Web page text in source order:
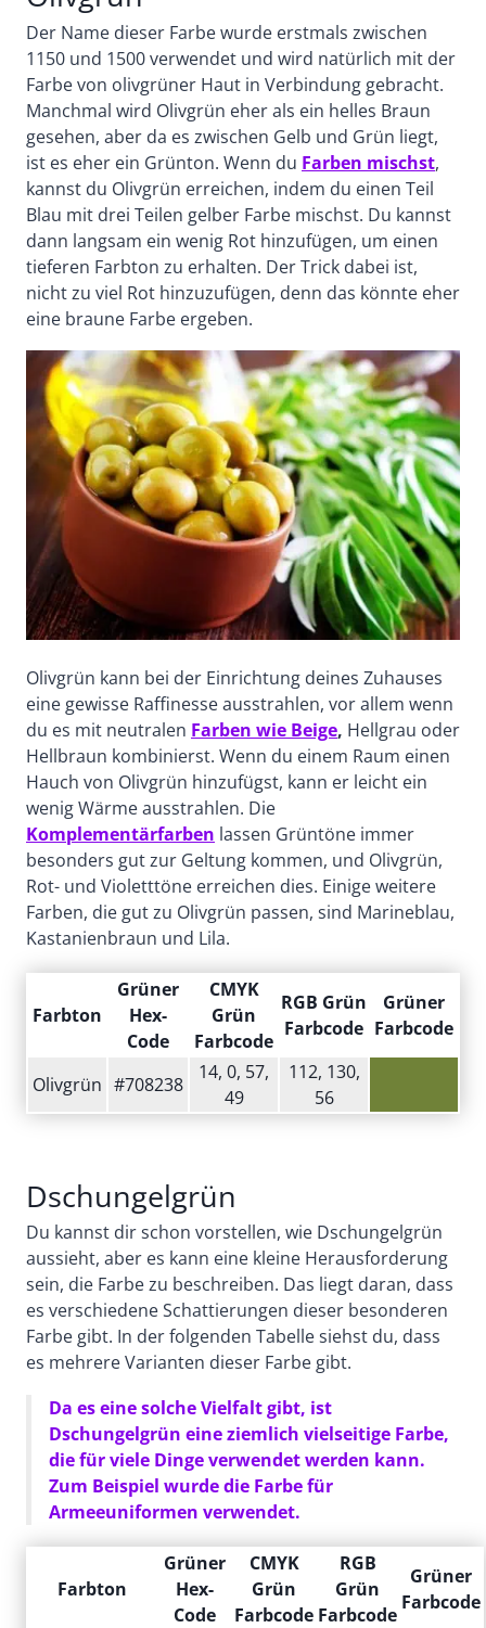
Der Name dieser Farbe wurde erstmals zwischen
1150 und 1500 verwendet und wird natürlich mit der
Farbe von olivgrüner Haut in Verbindung gebracht.
Manchmal wird Olivgrün eher als ein helles Braun
gesehen, aber da es zwischen Gelb und Grün liegt,
ist es eher ein Grünton. Wenn du Farben mischst,
kannst du Olivgrün erreichen, indem du einen Teil
Blau mit drei Teilen gelber Farbe mischst. Du kannst
dann langsam ein wenig Rot hinzufügen, um einen
tieferen Farbton zu erhalten. Der Trick dabei ist,
nicht zu viel Rot hinzuzufügen, denn das könnte eher
eine braune Farbe ergeben.
Olivgrün kann bei der Einrichtung deines Zuhauses
eine gewisse Raffinesse ausstrahlen, vor allem wenn
du es mit neutralen Farben wie Beige, Hellgrau oder
Hellbraun kombinierst. Wenn du einem Raum einen
Hauch von Olivgrün hinzufügst, kann er leicht ein
wenig Wärme ausstrahlen. Die
Komplementärfarben lassen Grüntöne immer
besonders gut zur Geltung kommen, und Olivgrün,
Rot- und Violetttöne erreichen dies. Einige weitere
Farben, die gut zu Olivgrün passen, sind Marineblau,
Kastanienbraun und Lila.
Farbton
Grüner
Hex-
Code
CMYK
Grün
Farbcode
RGB Grün
Farbcode
Grüner
Farbcode
Olivgrün #708238
14, 0, 57,
49
112, 130,
56
Dschungelgrün
Du kannst dir schon vorstellen, wie Dschungelgrün
aussieht, aber es kann eine kleine Herausforderung
sein, die Farbe zu beschreiben. Das liegt daran, dass
es verschiedene Schattierungen dieser besonderen
Farbe gibt. In der folgenden Tabelle siehst du, dass
es mehrere Varianten dieser Farbe gibt.
Da es eine solche Vielfalt gibt, ist
Dschungelgrün eine ziemlich vielseitige Farbe,
die für viele Dinge verwendet werden kann.
Zum Beispiel wurde die Farbe für
Armeeuniformen verwendet.
Farbton
Grüner
Hex-
Code
CMYK
Grün
Farbcode
RGB
Grün
Farbcode
Grüner
Farbcode